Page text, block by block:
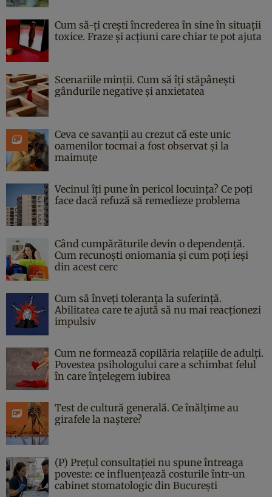
Cum să-ți crești încrederea în sine în situații
toxice. Fraze și acțiuni care chiar te pot ajuta
Scenariile minții. Cum să îți stăpânești
gândurile negative și anxietatea
Ceva ce savanții au crezut că este unic
oamenilor tocmai a fost observat și la
maimuțe
Vecinul îți pune în pericol locuința? Ce poți
face dacă refuză să remedieze problema
Când cumpărăturile devin o dependență.
Cum recunoști oniomania și cum poți ieși
din acest cerc
Cum să înveți toleranța la suferință.
Abilitatea care te ajută să nu mai reacționezi
impulsiv
Cum ne formează copilăria relațiile de adulți.
Povestea psihologului care a schimbat felul
în care înțelegem iubirea
Test de cultură generală. Ce înălțime au
girafele la naștere?
(P) Prețul consultației nu spune întreaga
poveste: ce influențează costurile într-un
cabinet stomatologic din București